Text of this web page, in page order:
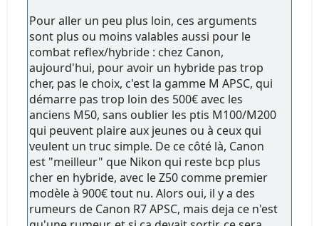
Pour aller un peu plus loin, ces arguments
sont plus ou moins valables aussi pour le
combat reflex/hybride : chez Canon,
aujourd'hui, pour avoir un hybride pas trop
cher, pas le choix, c'est la gamme M APSC, qui
démarre pas trop loin des 500€ avec les
anciens M50, sans oublier les ptis M100/M200
qui peuvent plaire aux jeunes ou à ceux qui
veulent un truc simple. De ce côté là, Canon
est "meilleur" que Nikon qui reste bcp plus
cher en hybride, avec le Z50 comme premier
modèle à 900€ tout nu. Alors oui, il y a des
rumeurs de Canon R7 APSC, mais deja ce n'est